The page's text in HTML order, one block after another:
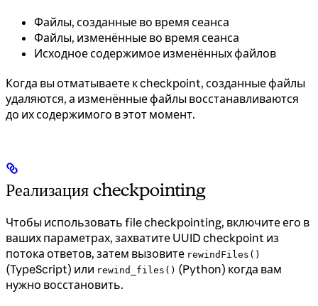
Файлы, созданные во время сеанса
Файлы, изменённые во время сеанса
Исходное содержимое изменённых файлов
Когда вы отматываете к checkpoint, созданные файлы
удаляются, а изменённые файлы восстанавливаются
до их содержимого в этот момент.
Реализация checkpointing
Чтобы использовать file checkpointing, включите его в
ваших параметрах, захватите UUID checkpoint из
потока ответов, затем вызовите rewindFiles()
(TypeScript) или rewind_files() (Python) когда вам
нужно восстановить.